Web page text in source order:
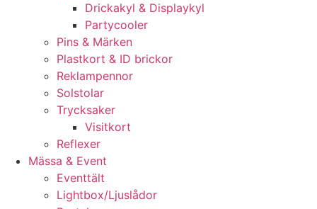
Drickakyl & Displaykyl
Partycooler
Pins & Märken
Plastkort & ID brickor
Reklampennor
Solstolar
Trycksaker
Visitkort
Reflexer
Mässa & Event
Eventtält
Lightbox/Ljuslådor